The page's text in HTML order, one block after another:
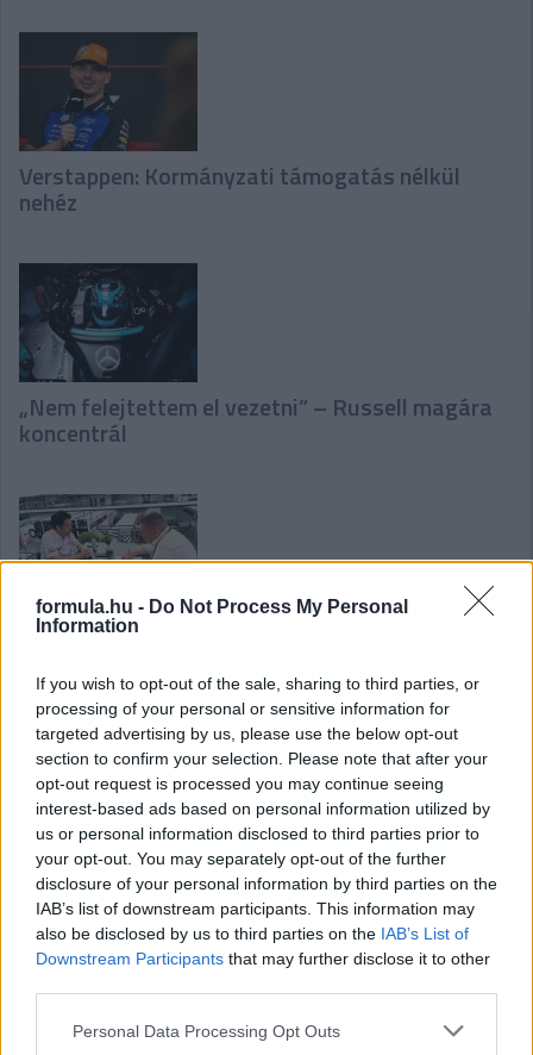
formula.hu - Do Not Process My Personal
Information
If you wish to opt-out of the sale, sharing to third parties, or
processing of your personal or sensitive information for
targeted advertising by us, please use the below opt-out
section to confirm your selection. Please note that after your
opt-out request is processed you may continue seeing
interest-based ads based on personal information utilized by
us or personal information disclosed to third parties prior to
your opt-out. You may separately opt-out of the further
disclosure of your personal information by third parties on the
IAB’s list of downstream participants. This information may
also be disclosed by us to third parties on the IAB’s List of
Downstream Participants that may further disclose it to other
Please note that this website/app uses one or more Google
Personal Data Processing Opt Outs
Verstappen: Kormányzati támogatás nélkül
nehéz
„Nem felejtettem el vezetni” – Russell magára
koncentrál
Bizakodnak a Hondánál, nagy lépést várnak
Miért tud folyamatosan így fejleszteni a
Ferrari?